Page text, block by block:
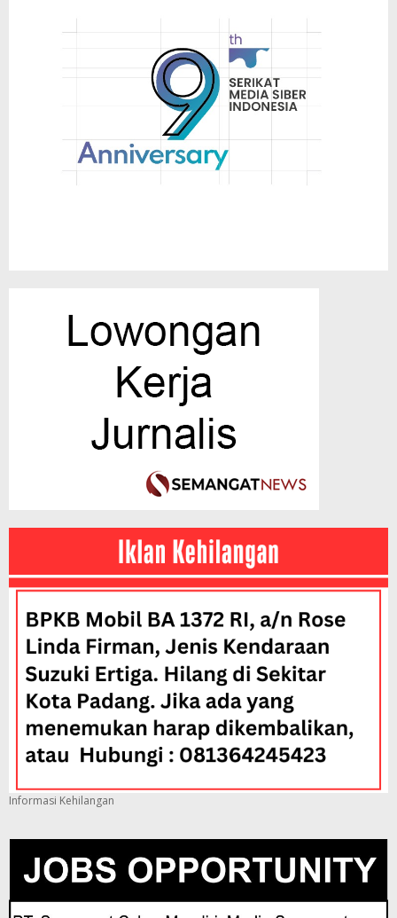
Informasi Kehilangan